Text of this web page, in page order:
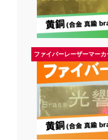
ファイバーレーザーマーカ